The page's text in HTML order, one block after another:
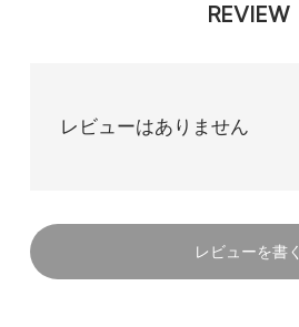
REVIEW
レビューはありません
レビューを書く